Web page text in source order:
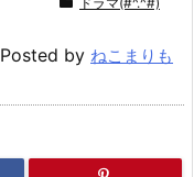
Posted by ねこまりも